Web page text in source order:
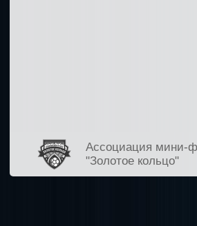
Ассоциация мини-
"Золотое кольцо"